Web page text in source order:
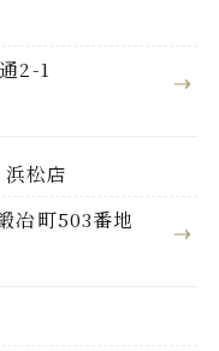
2-1
松店
冶町503番地